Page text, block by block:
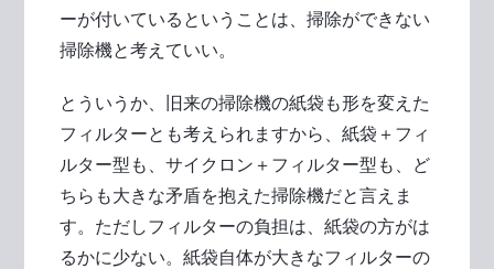
ーが付いているということは、掃除ができない
掃除機と考えていい。
とういうか、旧来の掃除機の紙袋も形を変えた
フィルターとも考えられますから、紙袋＋フィ
ルター型も、サイクロン＋フィルター型も、ど
ちらも大きな矛盾を抱えた掃除機だと言えま
す。ただしフィルターの負担は、紙袋の方がは
るかに少ない。紙袋自体が大きなフィルターの